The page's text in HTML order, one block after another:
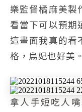
樂監督橘麻美製
看當下可以預期
這畫面我真的看
格，烏妃也好美。
拿人手短吃人